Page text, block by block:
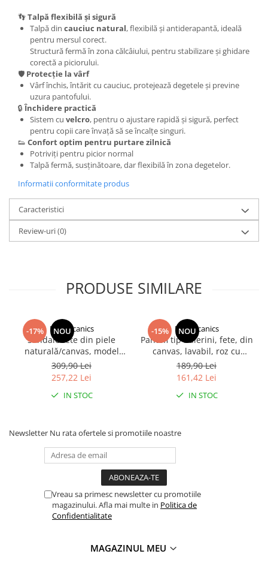
👣Talpă flexibilă și sigură
Talpă din cauciuc natural, flexibilă și antiderapantă, ideală
pentru mersul corect.
Structură fermă în zona călcâiului, pentru stabilizare și ghidare
corectă a piciorului.
🛡️ Protecție la vârf
Vârf închis, întărit cu cauciuc, protejează degetele și previne
uzura pantofului.
🔒Închidere practică
Sistem cu velcro, pentru o ajustare rapidă și sigură, perfect
pentru copii care învață să se încalțe singuri.
👟 Confort optim pentru purtare zilnică
Potriviți pentru picior normal
Talpă fermă, susținătoare, dar flexibilă în zona degetelor.
Informatii conformitate produs
Caracteristici
Review-uri(0)
PRODUSE SIMILARE
-17% NOU
Biomecanics
Sandale fete din piele
naturală/canvas, model
căpsuni, roz - Biomecanics
309,90 Lei
257,22 Lei
IN STOC
-15% NOU
Biomecanics
Pantofi tip balerini, fete, din
canvas, lavabil, roz cu
steluțe, Biomecanics
189,90 Lei
161,42 Lei
IN STOC
Newsletter Nu rata ofertele si promotiile noastre
Vreau sa primesc newsletter cu promotiile
magazinului. Afla mai multe in Politica de
Confidentialitate
MAGAZINUL MEU